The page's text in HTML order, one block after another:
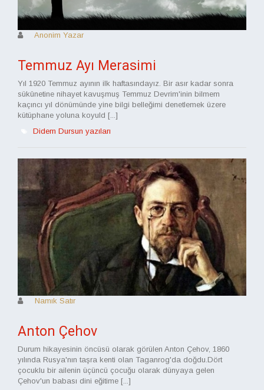
Anonim Yazar
Temmuz Ayı Merasimi
Yıl 1920 Temmuz ayının ilk haftasındayız. Bir asır kadar sonra
sükûnetine nihayet kavuşmuş Temmuz Devrim'inin bilmem
kaçıncı yıl dönümünde yine bilgi belleğimi denetlemek üzere
kütüphane yoluna koyuld [...]
Didem Dursun yazıları
Namık Satır
Anton Çehov
Durum hikayesinin öncüsü olarak görülen Anton Çehov, 1860
yılında Rusya'nın taşra kenti olan Taganrog'da doğdu.Dört
çocuklu bir ailenin üçüncü çocuğu olarak dünyaya gelen
Çehov'un babası dini eğitime [...]